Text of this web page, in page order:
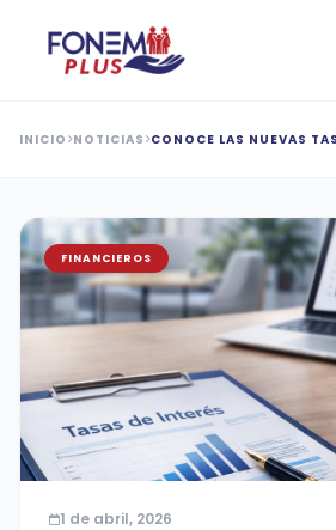
INICIO NOTICIAS CONOCE LAS NUEVAS
FINANCIEROS
1 de abril, 2026